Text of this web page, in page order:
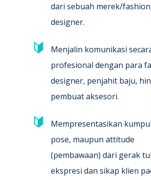
dari sebuah merek/fashion
designer.
Menjalin komunikasi
profesional dengan para
designer, penjahit baju,
pembuat aksesori.
Mempresentasikan
pose, maupun attitude
(pembawaan) dari gerak
ekspresi dan sikap klien